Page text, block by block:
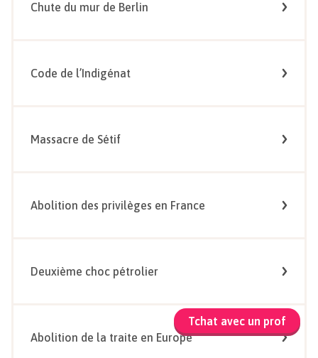
Tchat avec un prof
Chute du mur de Berlin
Code de l’Indigénat
Massacre de Sétif
Abolition des privilèges en France
Deuxième choc pétrolier
Abolition de la traite en Europe